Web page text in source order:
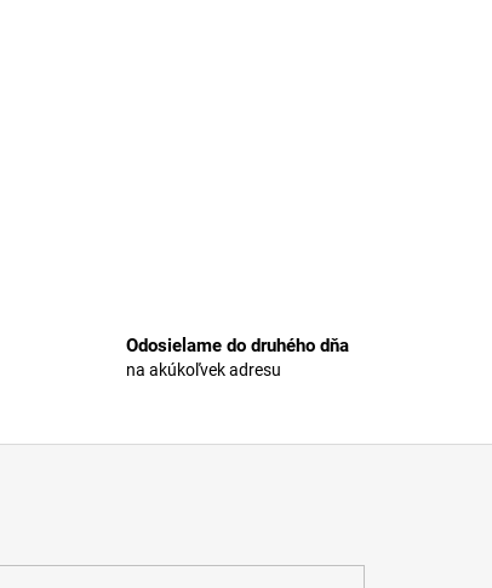
Odosielame do druhého dňa
na akúkoľvek adresu